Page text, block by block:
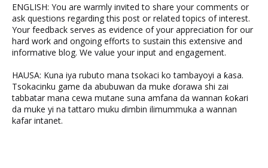
ENGLISH: You are warmly invited to share your comments or
ask questions regarding this post or related topics of interest.
Your feedback serves as evidence of your appreciation for our
hard work and ongoing efforts to sustain this extensive and
informative blog. We value your input and engagement.
HAUSA: Kuna iya rubuto mana tsokaci ko tambayoyi a ƙasa.
Tsokacinku game da abubuwan da muke ɗorawa shi zai
tabbatar mana cewa mutane suna amfana da wannan ƙoƙari
da muke yi na tattaro muku ɗimbin ilimummuka a wannan
kafar intanet.